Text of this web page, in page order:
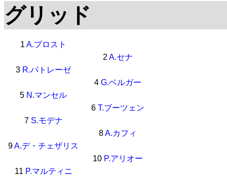
グリッド
1 A.プロスト
2 A.セナ
3 R.パトレーゼ
4 G.ベルガー
5 N.マンセル
6 T.ブーツェン
7 S.モデナ
8A.カフィ
9A.デ・チェザリス
10 P.アリオー
11 P.マルティニ